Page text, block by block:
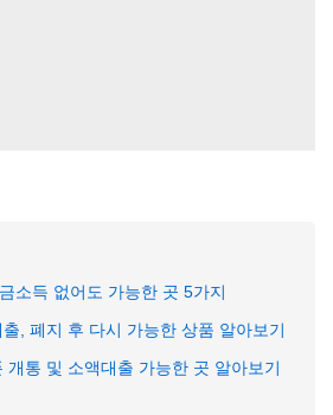
소득 없어도 가능한 곳 5가지
, 폐지 후 다시 가능한 상품 알아보기
개통 및 소액대출 가능한 곳 알아보기